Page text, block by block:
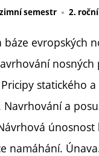
zimní semestr 2.
báze evropských
nosných
statického
Navrhování a
namáhání.